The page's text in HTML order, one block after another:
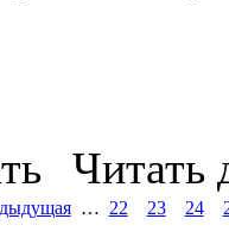
Читать
… 22 23 24